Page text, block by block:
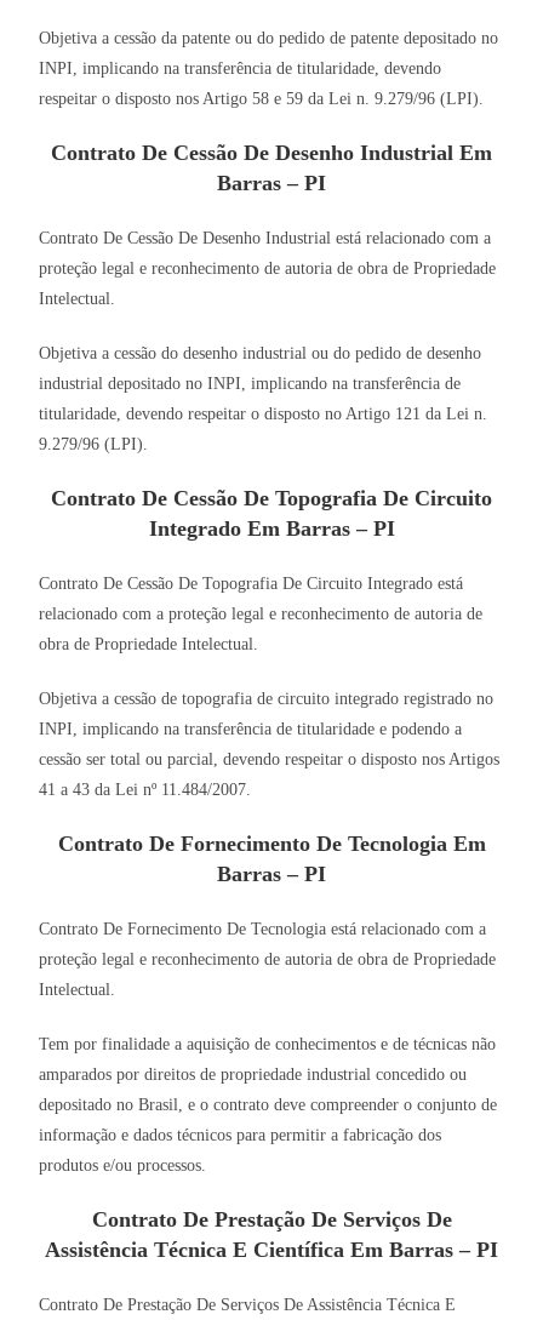
Objetiva a cessão da patente ou do pedido de patente depositado no
INPI, implicando na transferência de titularidade, devendo
respeitar o disposto nos Artigo 58 e 59 da Lei n. 9.279/96 (LPI).
Contrato De Cessão De Desenho Industrial Em
Barras – PI
Contrato De Cessão De Desenho Industrial está relacionado com a
proteção legal e reconhecimento de autoria de obra de Propriedade
Intelectual.
Objetiva a cessão do desenho industrial ou do pedido de desenho
industrial depositado no INPI, implicando na transferência de
titularidade, devendo respeitar o disposto no Artigo 121 da Lei n.
9.279/96 (LPI).
Contrato De Cessão De Topografia De Circuito
Integrado Em Barras – PI
Contrato De Cessão De Topografia De Circuito Integrado está
relacionado com a proteção legal e reconhecimento de autoria de
obra de Propriedade Intelectual.
Objetiva a cessão de topografia de circuito integrado registrado no
INPI, implicando na transferência de titularidade e podendo a
cessão ser total ou parcial, devendo respeitar o disposto nos Artigos
41 a 43 da Lei nº 11.484/2007.
Contrato De Fornecimento De Tecnologia Em
Barras – PI
Contrato De Fornecimento De Tecnologia está relacionado com a
proteção legal e reconhecimento de autoria de obra de Propriedade
Intelectual.
Tem por finalidade a aquisição de conhecimentos e de técnicas não
amparados por direitos de propriedade industrial concedido ou
depositado no Brasil, e o contrato deve compreender o conjunto de
informação e dados técnicos para permitir a fabricação dos
produtos e/ou processos.
Contrato De Prestação De Serviços De
Assistência Técnica E Científica Em Barras – PI
Contrato De Prestação De Serviços De Assistência Técnica E